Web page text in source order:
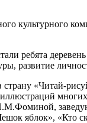
культурного
ребята
развитие
«Читай-
яблок», «Кто